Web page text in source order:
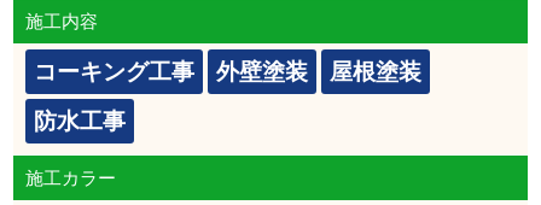
施工内容
コーキング工事 外壁塗装
屋根塗装
防水工事
施工カラー